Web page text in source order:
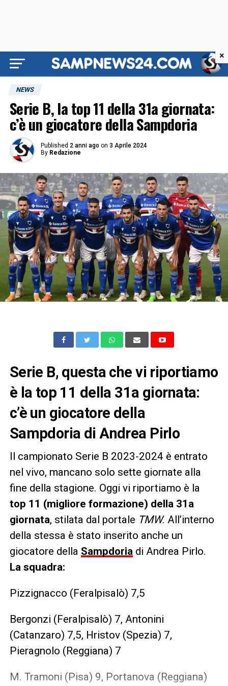
NEWS
Serie B, la top 11 della 31a giornata:
c’è un giocatore della Sampdoria
Published 2 anni ago on 3 Aprile 2024
By Redazione
Serie B, questa che vi riportiamo
è la top 11 della 31a giornata:
c’è un giocatore della
Sampdoria di Andrea Pirlo
Il campionato Serie B 2023-2024 è entrato
nel vivo, mancano solo sette giornate alla
fine della stagione. Oggi vi riportiamo è la
top 11 (migliore formazione) della 31a
giornata, stilata dal portale TMW. All’interno
della stessa è stato inserito anche un
giocatore della Sampdoriadi Andrea Pirlo.
La squadra:
Pizzignacco (Feralpisalò) 7,5
Bergonzi (Feralpisalò) 7, Antonini
(Catanzaro) 7,5, Hristov (Spezia) 7,
Pieragnolo (Reggiana) 7
M. Tramoni (Pisa) 9, Portanova (Reggiana)
×